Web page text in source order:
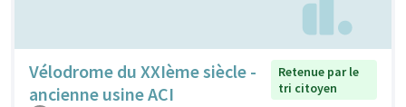
Vélodrome du XXIème siècle -
ancienne usine ACI
Retenue par le
tri citoyen